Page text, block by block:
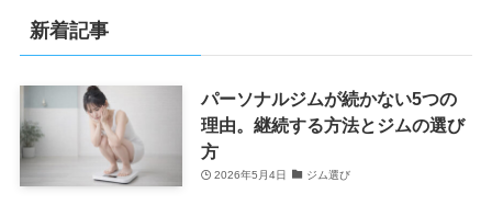
新着記事
パーソナルジムが続かない5つの
理由。継続する方法とジムの選び
方
2026年5月4日 ジム選び